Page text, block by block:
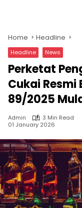
Home Headline
Headline News
Perketat
Cukai Resmi
89/2025
Admin
3 Min Read
01 January 2026